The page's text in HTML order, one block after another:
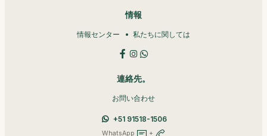
情報
情報センター 私たちに関しては
連絡先。
お問い合わせ
+51 91518-1506
WhatsApp +